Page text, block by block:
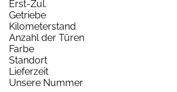
Erst-Zul.
Getriebe
Kilometerstand
Anzahl der Türen
Farbe
Standort
Lieferzeit
Unsere Nummer